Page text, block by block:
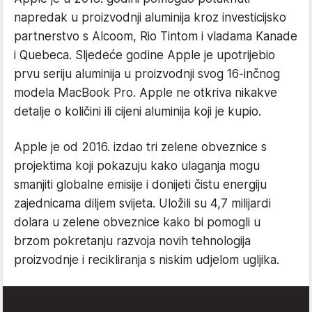
napredak u proizvodnji aluminija kroz investicijsko
partnerstvo s Alcoom, Rio Tintom i vladama Kanade
i Quebeca. Sljedeće godine Apple je upotrijebio
prvu seriju aluminija u proizvodnji svog 16-inčnog
modela MacBook Pro. Apple ne otkriva nikakve
detalje o količini ili cijeni aluminija koji je kupio.
Apple je od 2016. izdao tri zelene obveznice s
projektima koji pokazuju kako ulaganja mogu
smanjiti globalne emisije i donijeti čistu energiju
zajednicama diljem svijeta. Uložili su 4,7 milijardi
dolara u zelene obveznice kako bi pomogli u
brzom pokretanju razvoja novih tehnologija
proizvodnje i recikliranja s niskim udjelom ugljika.